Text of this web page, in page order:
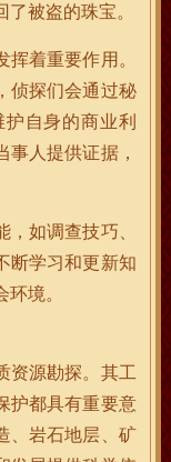
被盗的珠宝。
着重要作用。
侦探们会通过秘
自身的商业利
事人提供证据，
如调查技巧、
断学习和更新知
境。
资源勘探。其工
护都具有重要意
、岩石地层、矿